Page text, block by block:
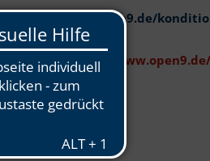
https://www.open9.de/
OPEN.9:https://